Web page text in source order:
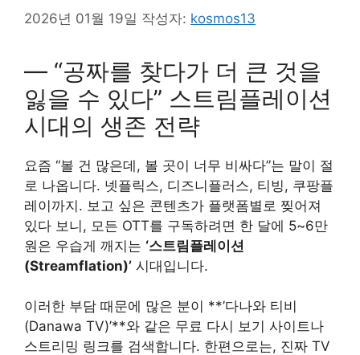
2026년 01월 19일 작성자: kosmos13
― “공짜를 찾다가 더 큰 것을
잃을 수 있다” 스트림플레이션
시대의 생존 전략
요즘 “볼 건 많은데, 볼 곳이 너무 비싸다”는 말이 절
로 나옵니다. 넷플릭스, 디즈니플러스, 티빙, 쿠팡플
레이까지. 보고 싶은 콘텐츠가 플랫폼별로 찢어져
있다 보니, 모든 OTT를 구독하려면 한 달에 5~6만
원은 우습게 깨지는 ‘스트림플레이션
(Streamflation)’ 시대입니다.
이러한 부담 때문에 많은 분이 **’다나와 티비
(Danawa TV)’**와 같은 무료 다시 보기 사이트나
스트리밍 링크를 검색합니다. 한편으로는, 진짜 TV